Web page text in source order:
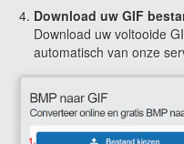
Download uw GIF
Download uw voltooide
automatisch van onze